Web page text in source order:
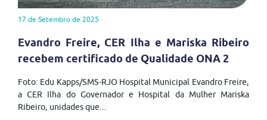
17 de Setembro de 2025
Evandro Freire, CER Ilha e Mariska Ribeiro
recebem certificado de Qualidade ONA 2
Foto: Edu Kapps/SMS-RJO Hospital Municipal Evandro Freire,
a CER Ilha do Governador e Hospital da Mulher Mariska
Ribeiro, unidades que...